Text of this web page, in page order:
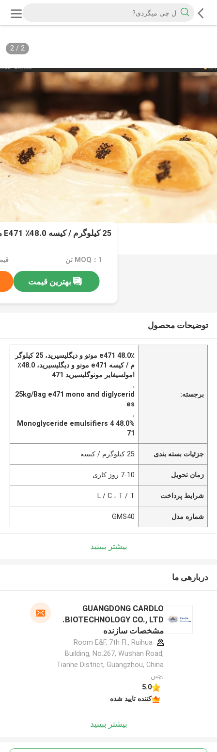
2
/
2
25 کیلوگرم / کیسه 48.0٪ E471 مونو و دیگلیسیرید
MOQ：1 تن
بهترین قیمت
توضیحات محصول
برجسته:
48.0٪ e471 مونو و دیگلیسیرید، 25 کیلوگر
م / کیسه e471 مونو و دیگلیسیرید، 48.0٪
امولسیفایر مونوگلیسیرید 471
,
25kg/Bag e471 mono and diglycerid
es
,
48.0% Monoglyceride emulsifiers 4
71
جزئیات بسته بندی 25 کیلوگرم / کیسه
زمان تحویل 7-10 روز کاری
شرایط پرداخت L / C ، T / T
شماره مدل GMS40
بیشتر ببینید
دربارهی ما
GUANGDONG CARDLO
BIOTECHNOLOGY CO., LTD.
مشخصات سازنده
Room E&F, 7th Fl., Ruihua
Building, No.267, Wushan Road,
Tianhe District, Guangzhou, China
,چین
5.0
کننده تایید شده
بیشتر ببینید